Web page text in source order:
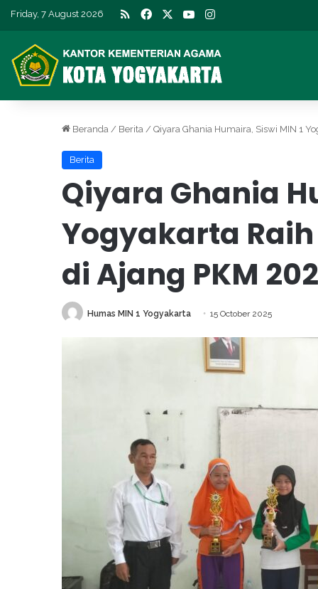
Friday, 7 August 2026 RSS Facebook YouTube
Beranda / Berita / Qiyara Ghania Humaira, Siswi MIN 1
Berita
Qiyara Ghania
Yogyakarta
di Ajang PKM
Humas MIN 1 Yogyakarta 15 October 2025